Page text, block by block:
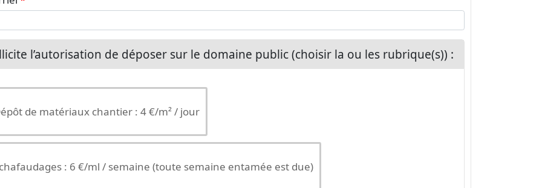
l’autorisation de déposer sur le domaine public (choisir la ou les rubrique(s)) :
de matériaux chantier : 4 €/m² / jour
: 6 €/ml / semaine (toute semaine entamée est due)